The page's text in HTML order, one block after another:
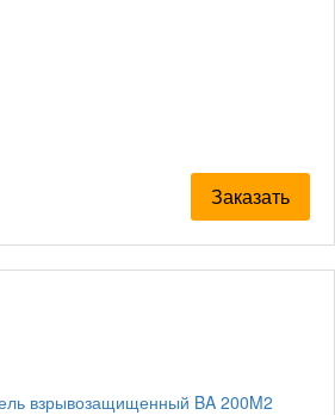
Заказать